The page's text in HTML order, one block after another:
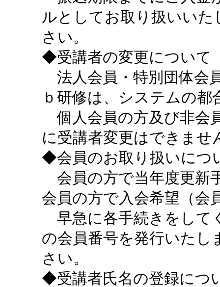
ルとしてお取り扱いい
さい。
◆受講者の変更について
法人会員・特別団体会
ｂ研修は、システムの
個人会員の方及び非会
に受講者変更はできませ
◆会員のお取り扱いにつ
会員の方で当年度更新
会員の方で入会希望（会
早急に各手続きをして
の会員番号を発行いたし
さい。
◆受講者氏名の登録につ